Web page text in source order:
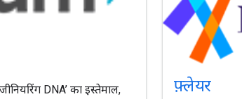
DNA’ का इस्तेमाल,
फ़्लेयर